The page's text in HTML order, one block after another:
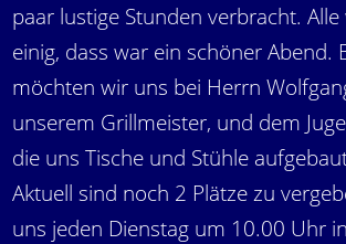
paar lustige Stunden verbracht.
einig, dass war ein schöner Abend.
möchten wir uns bei Herrn
unserem Grillmeister, und dem
die uns Tische und Stühle
Aktuell sind noch 2 Plätze zu
uns jeden Dienstag um 10.00 Uhr